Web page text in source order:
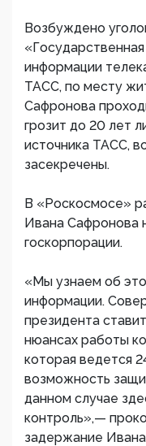
Возбуждено
информации
ТАСС, по месту
Сафронова
грозит до 20 лет
источника ТАСС,
засекречены.
В «Роскосмосе»
Ивана Сафронова
госкорпорации.
«Мы узнаем об
информации.
президента
нюансах работы
которая ведется
возможность
данном случае
контроль»,—
задержание